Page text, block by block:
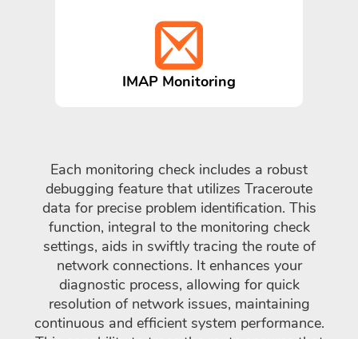
IMAP Monitoring
Each monitoring check includes a robust
debugging feature that utilizes Traceroute
data for precise problem identification. This
function, integral to the monitoring check
settings, aids in swiftly tracing the route of
network connections. It enhances your
diagnostic process, allowing for quick
resolution of network issues, maintaining
continuous and efficient system performance.